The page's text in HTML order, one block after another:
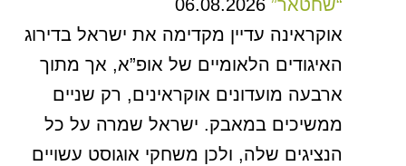
“שחטאר” 06.08.2026
אוקראינה עדיין מקדימה את ישראל בדירוג
האיגודים הלאומיים של אופ”א, אך מתוך
ארבעה מועדונים אוקראינים, רק שניים
ממשיכים במאבק. ישראל שמרה על כל
הנציגים שלה, ולכן משחקי אוגוסט עשויים